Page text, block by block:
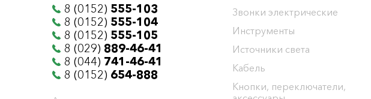
8 (0152) 555-103
8 (0152) 555-104
8 (0152) 555-105
8 (029) 889-46-41
8 (044) 741-46-41
8 (0152) 654-888
Звонки электрические
Инструменты
Источники света
Кабель
Кнопки, переключатели,